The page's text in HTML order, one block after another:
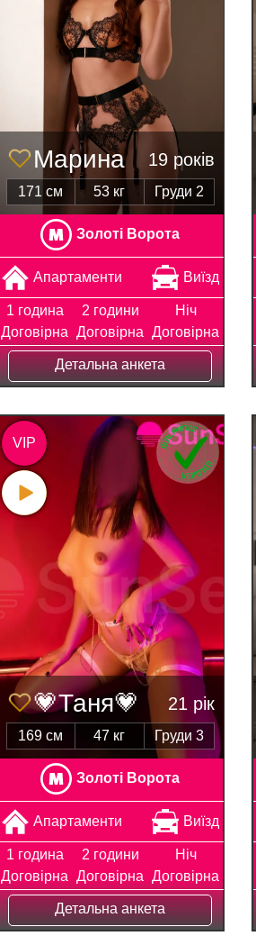
Марина 19 років
171 см 53 кг Груди 2
Золоті Ворота
Апартаменти Виїзд
1 година
Договірна
2 години
Договірна
Ніч
Договірна
Детальна анкета
💗Таня💗 21 рік
169 см 47 кг Груди 3
Золоті Ворота
Апартаменти Виїзд
1 година
Договірна
2 години
Договірна
Ніч
Договірна
Детальна анкета
VIP